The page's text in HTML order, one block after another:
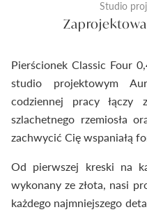
Studio
Pierścionek Classic Four
studio projektowym
codziennej pracy łączy
szlachetnego rzemiosła
zachwycić Cię wspaniałą
Od pierwszej kreski na
wykonany ze złota, nasi
każdego najmniejszego